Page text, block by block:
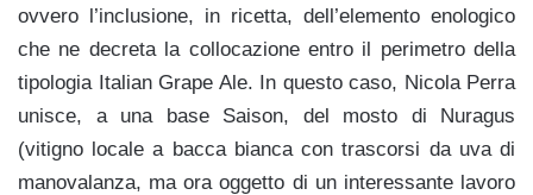
ovvero l’inclusione, in ricetta, dell’elemento enologico
che ne decreta la collocazione entro il perimetro della
tipologia Italian Grape Ale. In questo caso, Nicola Perra
unisce, a una base Saison, del mosto di Nuragus
(vitigno locale a bacca bianca con trascorsi da uva di
manovalanza, ma ora oggetto di un interessante lavoro